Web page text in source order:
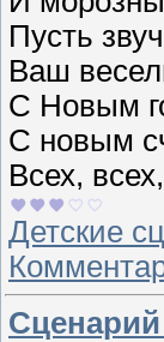
Пусть
Ваш
С Новым
С новым
Всех,
Детские